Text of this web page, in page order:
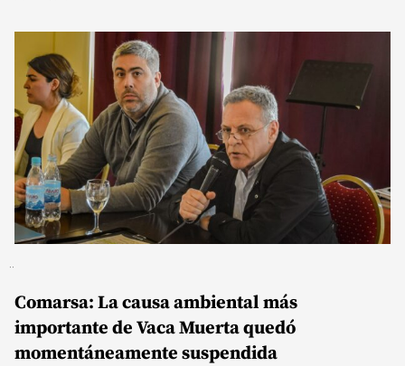
Comarsa: La causa ambiental más
importante de Vaca Muerta quedó
momentáneamente suspendida